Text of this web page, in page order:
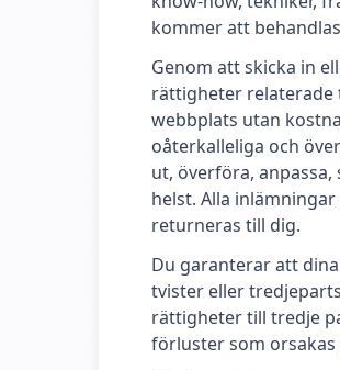
kommer att
Genom att skicka in
rättigheter relaterade
webbplats utan
oåterkalleliga och
ut, överföra,
helst. Alla
returneras till dig.
Du garanterar att
tvister eller
rättigheter till tredje
förluster som